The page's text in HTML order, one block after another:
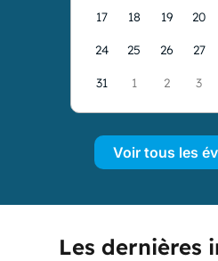
Voir tous les
Les dernières